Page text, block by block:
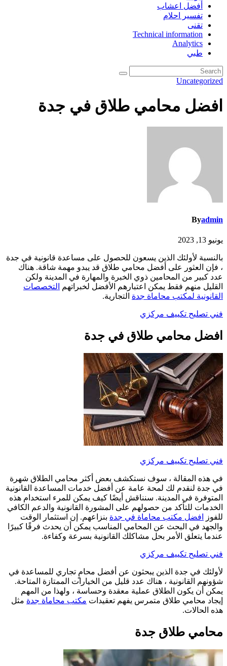
أفضل اعشاب
تفسير احلام
تقنى
Technical information
Analytics
طبي
Uncategorized
افضل محامي طلاق في جدة
Byadmin
يونيو 13, 2023
بالنسبة لأولئك الذين يسعون للحصول على مساعدة قانونية في جدة
، فإن العثور على أفضل محامي طلاق قد يبدو مهمة شاقة. هناك
عدد كبير من المحامين ذوي الخبرة والمهارة في المدينة ولكن
القليل منهم فقط يمكن اعتبارهم الأفضل لخبراتهم التخصصات
القانونية لمكتب محاماة جدة التجارية.
فني تصليح تكييف مركزي
افضل محامي طلاق في جدة
فني تصليح تكييف مركزي
في هذه المقالة ، سوف نستكشف بعض أكثر محامي الطلاق شهرة
في جدة لنقدم لك لمحة عامة عن أفضل خدمات المساعدة القانونية
المتوفرة في المدينة. سنناقش أيضًا كيف يمكن للمرء استخدام هذه
الخدمات للتأكد من حصولهم على المشورة القانونية والدعم الكافي
للفوز
افضل مكتب محاماة في جدة بنزاعهم. إن استثمار الوقت
والجهد في البحث عن المحامي المناسب يمكن أن يحدث فرقًا كبيرًا
عندما يتعلق الأمر بحل مشاكلك القانونية بسرعة وكفاءة.
فني تصليح تكييف مركزي
لأولئك في جدة الذين يبحثون عن أفضل محامٍ تجاري للمساعدة في
شؤونهم القانونية ، هناك عدد قليل من الخيارات الممتازة المتاحة.
يمكن أن يكون الطلاق عملية معقدة وحساسة ، ولهذا من المهم
إيجاد محامي طلاق متمرس يفهم تعقيدات مكتب محاماة جدة مثل
هذه الحالات.
محامي طلاق جدة